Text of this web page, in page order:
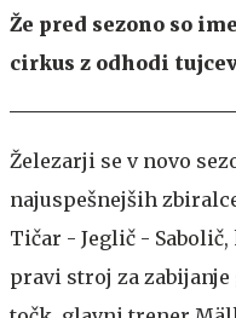
Že pred sezono so
cirkus z odhodi
Železarji se v novo
najuspešnejših
Tičar - Jeglič -
pravi stroj za zabijanje